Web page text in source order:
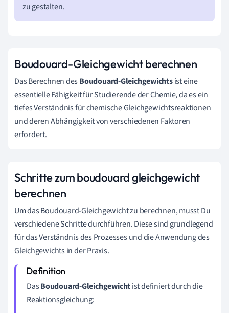
zu gestalten.
Boudouard-Gleichgewicht berechnen
Das Berechnen desBoudouard-Gleichgewichtsist eine
essentielle Fähigkeit für Studierende der Chemie, da es ein
tiefes Verständnis für chemische Gleichgewichtsreaktionen
und deren Abhängigkeit von verschiedenen Faktoren
erfordert.
Schritte zum boudouard gleichgewicht
berechnen
Um das Boudouard-Gleichgewicht zu berechnen, musst Du
verschiedene Schritte durchführen. Diese sind grundlegend
für das Verständnis des Prozesses und die Anwendung des
Gleichgewichts in der Praxis.
DasBoudouard-Gleichgewichtist definiert durch die
Reaktionsgleichung: